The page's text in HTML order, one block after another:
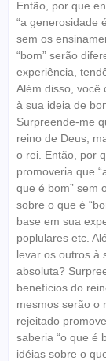
Então, por que
“a generosidade
sem os
“bom” serão
experiência,
Além disso, você
à sua ideia de
Surpreende-me
reino de Deus,
o rei. Então, por
promoveria que
que é bom” sem
sobre o que é
base em sua
poplulares etc.
levar os outros à
absoluta?
benefícios do
mesmos serão o
rejeitado
saberia “o que é
idéias sobre o